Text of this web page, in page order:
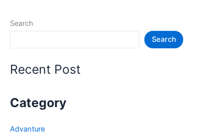
जगह
in
Search
Search
Recent Post
Category
Advanture